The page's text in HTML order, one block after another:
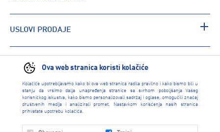
Ova web stranica koristi kolačiće
Kolačiće upotrebljavamo kako bi ova web stranica radila pravilno i kako bismo bili u
stanju da vršimo dalja unapređenja stranice sa svrhom poboljšanja Vašeg
korisničkog iskustva, kako bismo personalizovali sadržaj i oglase, omogućili značaj
društvenih medija i analizirali promet. Nastavkom korišćenja naših stranica
prihvatate upotrebu kolačića.
USLOVI PRODAJE
PRONAĐI RADNJU